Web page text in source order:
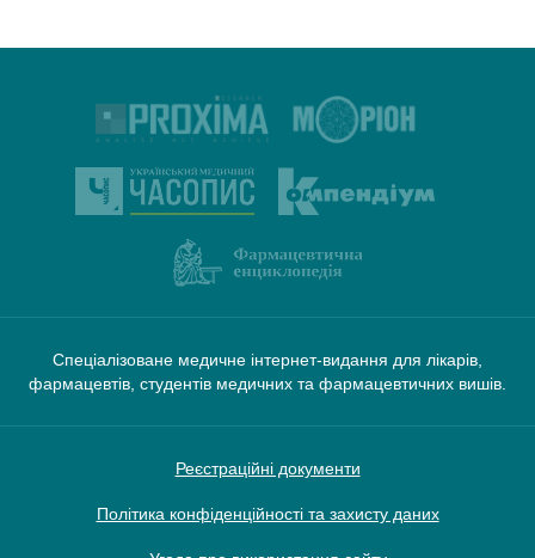
Спеціалізоване медичне інтернет-видання для лікарів,
фармацевтів, студентів медичних та фармацевтичних вишів.
Реєстраційні документи
Політика конфіденційності та захисту даних